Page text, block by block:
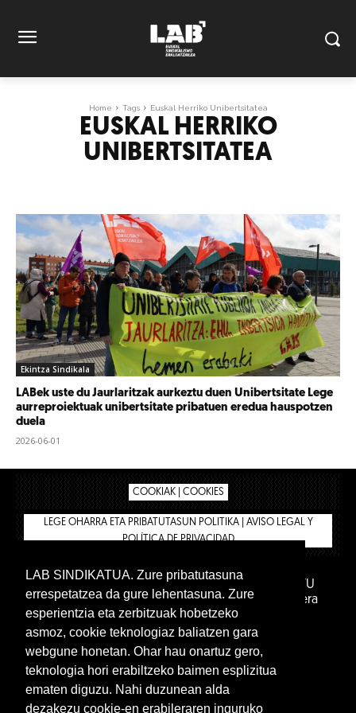
Home Tags Euskal Herriko Unibertsitatea
EUSKAL HERRIKO
UNIBERTSITATEA
Ekintza Sindikala
LABek uste du Jaurlaritzak aurkeztu duen Unibertsitate Lege
aurreproiektuak unibertsitate pribatuen eredua hauspotzen
duela
2026-06-01
COOKIAK | COOKIES
LEGE OHARRA ETA PRIBATUTASUN POLITIKA | AVISO LEGAL Y
POLÍTICA DE PRIVACIDAD
IPAR HEGOA FUNDAZIOA
AFILIATU
DENDA
BARNE GUNEA 🔑 Euskara Gaztelera
LAB SINDIKATUA. Zure pribatutasuna
errespetatzea da gure lehentasuna. Zure
esperientzia eta zerbitzuak hobetzeko
asmoz, cookie teknologiaz baliatzen gara
webgune honetan. Ohar hau onartuz gero,
teknologia hori erabiltzeko baimen esplizitua
ematen diguzu. Nahi duzunean alda
dezakezu cookie-en erabileraren inguruko